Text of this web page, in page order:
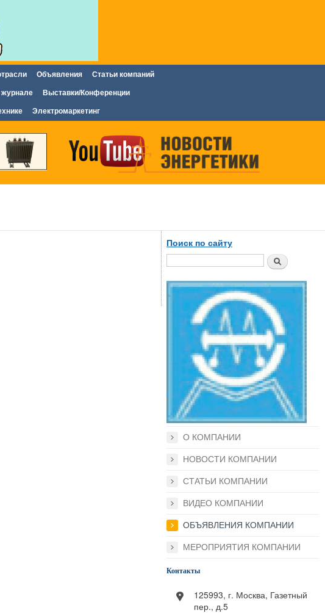
Объявления Статьи компаний
журнале Выставки/Конференции
Электромаркетинг
Поиск по сайту
Поиск
О КОМПАНИИ
НОВОСТИ КОМПАНИИ
СТАТЬИ КОМПАНИИ
ВИДЕО КОМПАНИИ
ОБЪЯВЛЕНИЯ КОМПАНИИ
МЕРОПРИЯТИЯ КОМПАНИИ
Контакты
125993, г. Москва, Газетный
пер., д.5